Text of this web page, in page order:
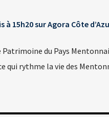
à 15h20 sur Agora Côte
du Pays
qui rythme la vie des